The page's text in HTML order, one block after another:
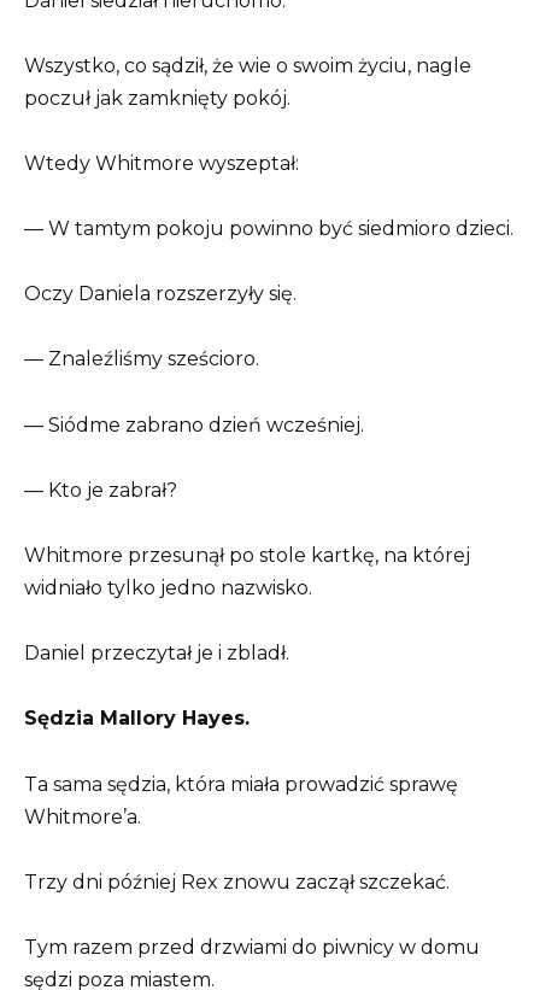
Wszystko, co sądził, że wie o swoim życiu, nagle
poczuł jak zamknięty pokój.
Wtedy Whitmore wyszeptał:
— W tamtym pokoju powinno być siedmioro dzieci.
Oczy Daniela rozszerzyły się.
— Znaleźliśmy sześcioro.
— Siódme zabrano dzień wcześniej.
— Kto je zabrał?
Whitmore przesunął po stole kartkę, na której
widniało tylko jedno nazwisko.
Daniel przeczytał je i zbladł.
Sędzia Mallory Hayes.
Ta sama sędzia, która miała prowadzić sprawę
Whitmore’a.
Trzy dni później Rex znowu zaczął szczekać.
Tym razem przed drzwiami do piwnicy w domu
sędzi poza miastem.